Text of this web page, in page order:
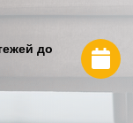
до